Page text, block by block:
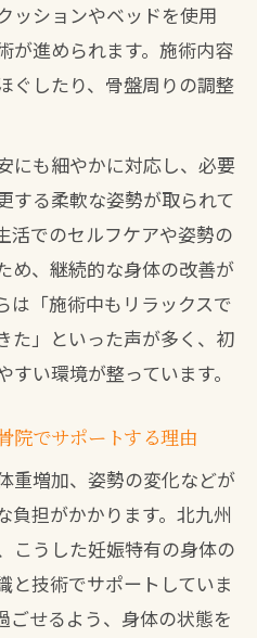
い不調と整体の関係性
な整体がもたらす効果
に整体を利用するメリ
ート整体の効果とは
娠期整体の効果と体感
院整体の安全性と信頼
体でサポートする理由
整体施術の工夫や配慮
ッションやベッドを使用
が進められます。施術内容
ぐしたり、骨盤周りの調整
にも細やかに対応し、必要
する柔軟な姿勢が取られて
活でのセルフケアや姿勢の
め、継続的な身体の改善が
は「施術中もリラックスで
た」といった声が多く、初
い環境が整っています。
院でサポートする理由
重増加、姿勢の変化などが
負担がかかります。北九州
こうした妊娠特有の身体の
と技術でサポートしていま
ごせるよう、身体の状態を